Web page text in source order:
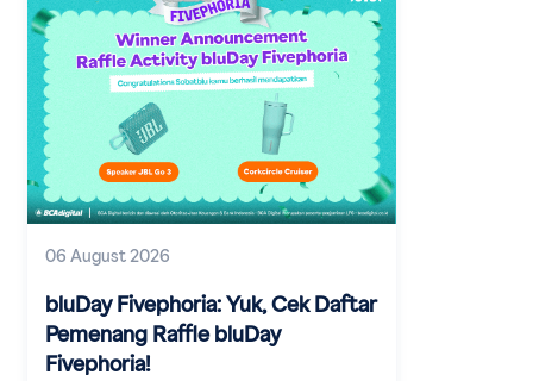
06 August 2026
bluDay Fivephoria: Yuk, Cek Daftar
Pemenang Raffle bluDay
Fivephoria!